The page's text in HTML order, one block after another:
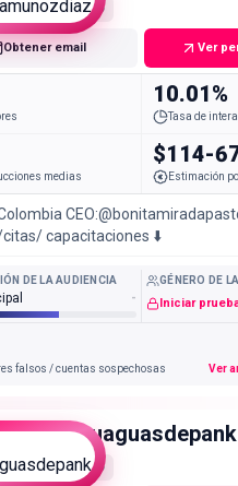
Nano
Obtener email Ver
10.01%
Tasa de
medias
$114-
Estimación
capacitaciones ⬇️
DE LA AUDIENCIA
-
GÉNERO DE
Iniciar
falsos / cuentas sospechosas Ver
lasguaguasdepank
Nano